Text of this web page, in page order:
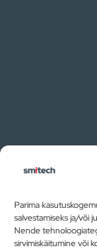
Parima
salvestamiseks ja/või
Nende
sirvimiskäitumine või
Tiedot
TIETOA